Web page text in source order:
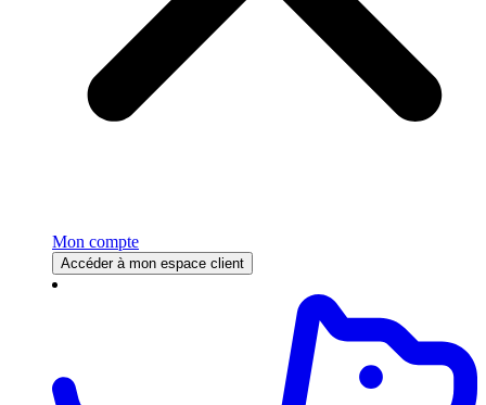
Mon compte
Accéder à mon espace client